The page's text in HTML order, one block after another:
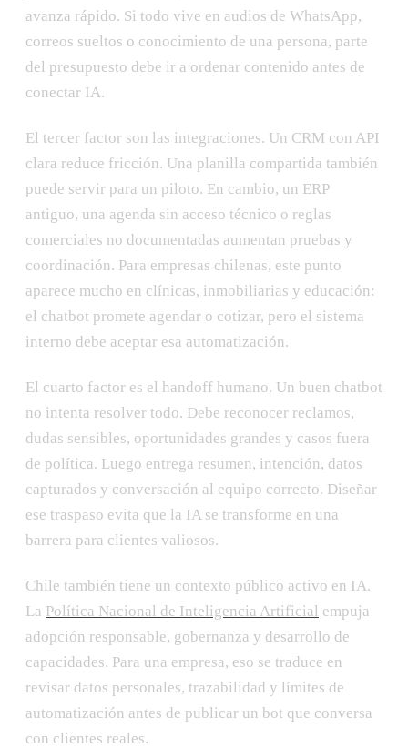
avanza rápido. Si todo vive en audios de WhatsApp,
correos sueltos o conocimiento de una persona, parte
del presupuesto debe ir a ordenar contenido antes de
conectar IA.
El tercer factor son las integraciones. Un CRM con API
clara reduce fricción. Una planilla compartida también
puede servir para un piloto. En cambio, un ERP
antiguo, una agenda sin acceso técnico o reglas
comerciales no documentadas aumentan pruebas y
coordinación. Para empresas chilenas, este punto
aparece mucho en clínicas, inmobiliarias y educación:
el chatbot promete agendar o cotizar, pero el sistema
interno debe aceptar esa automatización.
El cuarto factor es el handoff humano. Un buen chatbot
no intenta resolver todo. Debe reconocer reclamos,
dudas sensibles, oportunidades grandes y casos fuera
de política. Luego entrega resumen, intención, datos
capturados y conversación al equipo correcto. Diseñar
ese traspaso evita que la IA se transforme en una
barrera para clientes valiosos.
Chile también tiene un contexto público activo en IA.
La Política Nacional de Inteligencia Artificial empuja
adopción responsable, gobernanza y desarrollo de
capacidades. Para una empresa, eso se traduce en
revisar datos personales, trazabilidad y límites de
automatización antes de publicar un bot que conversa
con clientes reales.